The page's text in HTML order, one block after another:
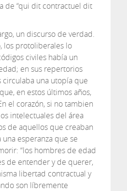
de “qui dit contractuel dit
un discurso de verdad.
los protoliberales lo
civiles había un
en sus repertorios
una utopía que
en estos últimos años,
el corazón, si no tambien
intelectuales del área
de aquellos que creaban
esperanza que se
“los hombres de edad
de entender y de querer,
libertad contractual y
son líbremente